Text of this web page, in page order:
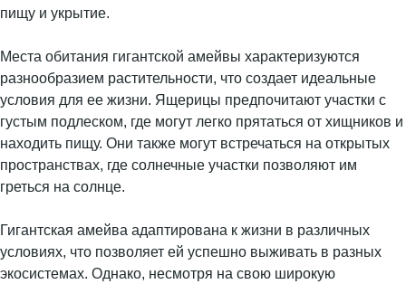
пищу и укрытие.
Места обитания гигантской амейвы характеризуются
разнообразием растительности, что создает идеальные
условия для ее жизни. Ящерицы предпочитают участки с
густым подлеском, где могут легко прятаться от хищников и
находить пищу. Они также могут встречаться на открытых
пространствах, где солнечные участки позволяют им
греться на солнце.
Гигантская амейва адаптирована к жизни в различных
условиях, что позволяет ей успешно выживать в разных
экосистемах. Однако, несмотря на свою широкую